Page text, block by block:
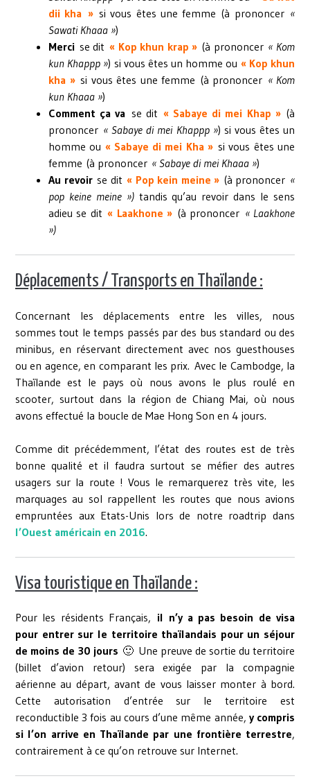
dii kha »si vous êtes une femme (à prononcer «
Sawati Khaaa »)
Merci se dit « Kop khun krap » (à prononcer « Kom
kun Khappp ») si vous êtes un homme ou « Kop khun
kha »si vous êtes une femme (à prononcer « Kom
kun Khaaa »)
Comment ça va se dit « Sabaye di mei Khap »(à
prononcer « Sabaye di mei Khappp ») si vous êtes un
homme ou « Sabaye di mei Kha »si vous êtes une
femme (à prononcer « Sabaye di mei Khaaa »)
Au revoirse dit« Pop kein meine » (à prononcer «
pop keine meine ») tandis qu’au revoir dans le sens
adieu se dit« Laakhone » (à prononcer « Laakhone
»)
Déplacements / Transports en Thaïlande :
Concernant les déplacements entre les villes, nous
sommes tout le temps passés par des bus standard ou des
minibus, en réservant directement avec nos guesthouses
ou en agence, en comparant les prix. Avec le Cambodge, la
Thaïlande est le pays où nous avons le plus roulé en
scooter, surtout dans la région de Chiang Mai, où nous
avons effectué la boucle de Mae Hong Son en 4 jours.
Comme dit précédemment, l’état des routes est de très
bonne qualité et il faudra surtout se méfier des autres
usagers sur la route ! Vous le remarquerez très vite, les
marquages au sol rappellent les routes que nous avions
empruntées aux Etats-Unis lors de notre roadtrip dans
l’Ouest américain en 2016.
Visa touristique en Thaïlande :
Pour les résidents Français, il n’y a pas besoin de visa
pour entrer sur le territoire thaïlandais pour un séjour
de moins de 30 jours 🙂 Une preuve de sortie du territoire
(billet d’avion retour) sera exigée par la compagnie
aérienne au départ, avant de vous laisser monter à bord.
Cette autorisation d’entrée sur le territoire est
reconductible 3 fois au cours d’une même année, y compris
si l’on arrive en Thaïlande par une frontière terrestre,
contrairement à ce qu’on retrouve sur Internet.